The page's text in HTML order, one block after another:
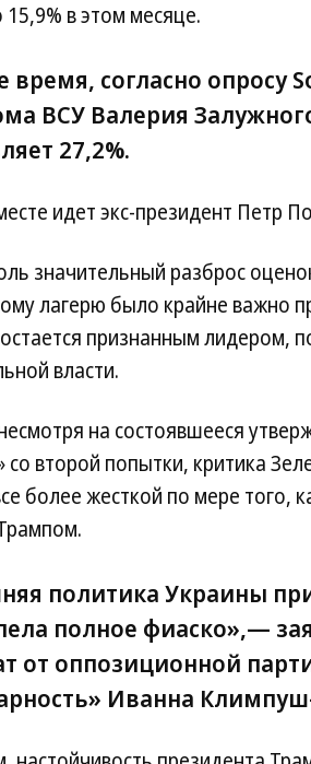
в этом месяце.
время, согласно опросу
ВСУ Валерия
27,2%.
идет экс-президент Петр
значительный разброс
лагерю было крайне важно
остается признанным
власти.
на состоявшееся
со второй попытки, критика
более жесткой по мере того,
политика Украины
полное фиаско»,—
от оппозиционной
Иванна